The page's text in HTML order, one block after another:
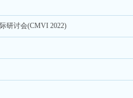
研讨会(CMVI 2022)